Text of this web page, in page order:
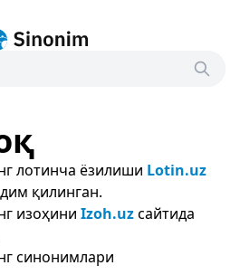
лотинча ёзилиши Lotin.uz
қилинган.
изоҳини Izoh.uzсайтида
синонимлари